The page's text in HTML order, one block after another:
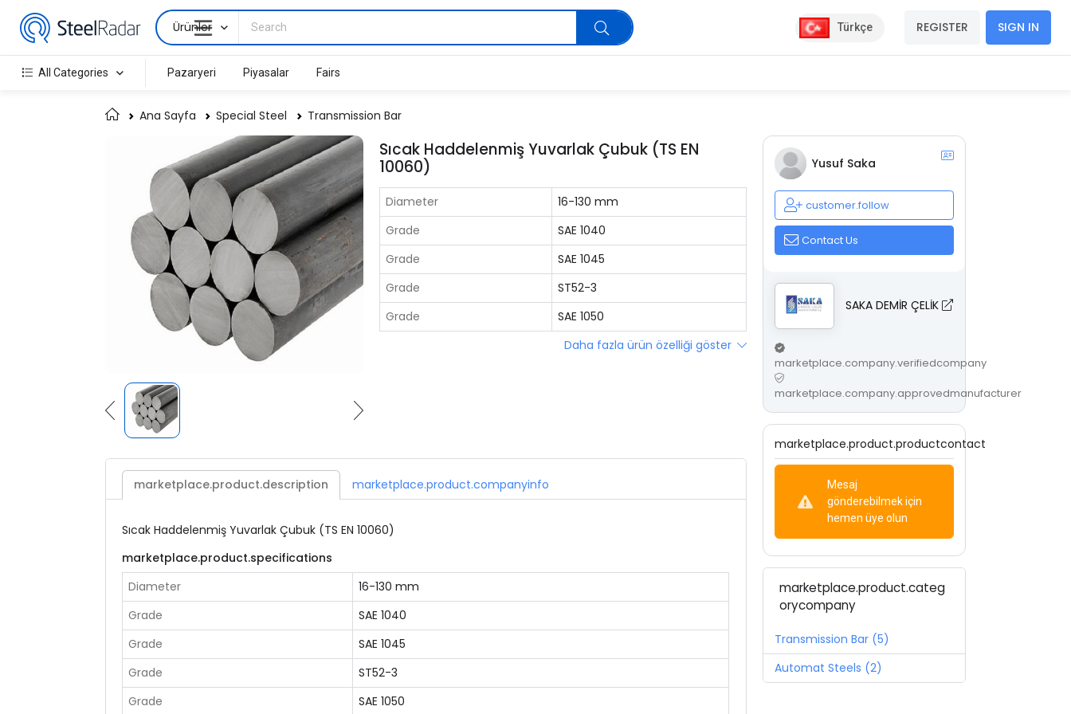
Ürünler Türkçe REGISTER SIGN IN
All Categories Pazaryeri Piyasalar Fairs
Ana Sayfa Special Steel Transmission Bar
Sıcak Haddelenmiş Yuvarlak Çubuk (TS EN
10060)
Diameter
16-130 mm
Grade
SAE 1040
Grade
SAE 1045
Grade
ST52-3
Grade
SAE 1050
Daha fazla ürün özelliği göster
marketplace.product.description marketplace.product.companyinfo
Sıcak Haddelenmiş Yuvarlak Çubuk (TS EN 10060)
marketplace.product.specifications
Diameter
16-130 mm
Grade
SAE 1040
Grade
SAE 1045
Grade
ST52-3
Grade
SAE 1050
Yusuf Saka
customer.follow
Contact Us
SAKA DEMİR ÇELİK
marketplace.company.verifiedcompany
marketplace.company.approvedmanufacturer
marketplace.product.productcontact
Mesaj
gönderebilmek için
hemen üye olun
marketplace.product.categ
orycompany
Transmission Bar (5)
Automat Steels (2)